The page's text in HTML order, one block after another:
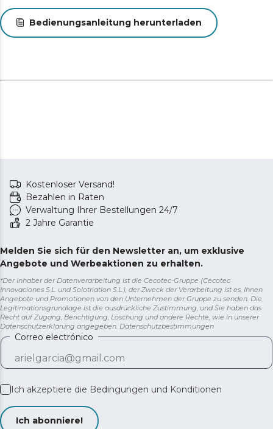
Bedienungsanleitung herunterladen
Kostenloser Versand!
Bezahlen in Raten
Verwaltung Ihrer Bestellungen 24/7
2 Jahre Garantie
Melden Sie sich für den Newsletter an, um exklusive
Angebote und Werbeaktionen zu erhalten.
*Der Inhaber der Datenverarbeitung ist die Cecotec-Gruppe (Cecotec
Innovaciones S.L. und Solotriatlon S.L.), der Zweck der Verarbeitung ist es, Ihnen
Angebote und Promotionen von den Unternehmen der Gruppe zu senden. Die
Legitimationsgrundlage ist die ausdrückliche Zustimmung, und Sie haben das
Recht auf Zugang, Berichtigung, Löschung und andere Rechte, wie in unserer
Datenschutzerklärung angegeben. Datenschutzbestimmungen
Correo electrónico
Ich akzeptiere die Bedingungen und Konditionen
Ich abonniere!